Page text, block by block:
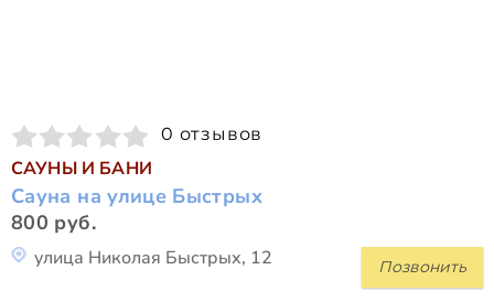
0 отзывов
САУНЫ И БАНИ
Сауна на улице Быстрых
800 руб.
Позвонить
улица Николая Быстрых, 12